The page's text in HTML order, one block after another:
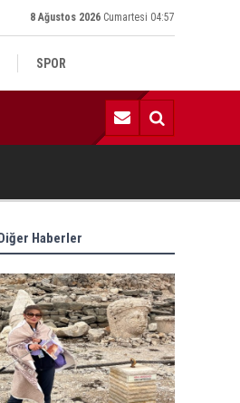
8 Ağustos 2026 Cumartesi 04:57
SPOR
Merkezi inşaatı hızla ilerliyor
Haberler